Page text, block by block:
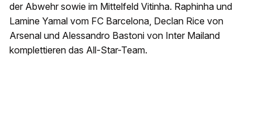
der Abwehr sowie im Mittelfeld Vitinha. Raphinha und
Lamine Yamal vom FC Barcelona, Declan Rice von
Arsenal und Alessandro Bastoni von Inter Mailand
komplettieren das All-Star-Team.